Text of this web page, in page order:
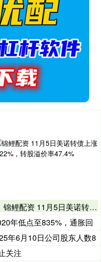
锦鲤配资 11月5日美诺转债上涨0.22%，转股溢价率47.
年低点至835%，通胀回
年6月10日公司股东人数8
关注